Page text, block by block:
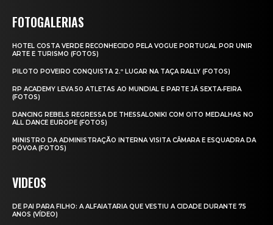
FOTOGALERIAS
HOTEL COSTA VERDE RECONHECIDO PELA VOGUE PORTUGAL POR UNIR
ARTE E TURISMO (FOTOS)
PILOTO POVEIRO CONQUISTA 2.º LUGAR NA TAÇA RALLY (FOTOS)
RP ACADEMY LEVA 50 ATLETAS AO MUNDIAL E PARTE JÁ SEXTA‑FEIRA
(FOTOS)
DANCING REBELS REGRESSA DE THESSALONIKI COM OITO MEDALHAS NO
ALL DANCE EUROPE (FOTOS)
MINISTRO DA ADMINISTRAÇÃO INTERNA VISITA CÂMARA E ESQUADRA DA
PÓVOA (FOTOS)
VIDEOS
DE PAI PARA FILHO: A ALFAIATARIA QUE VESTIU A CIDADE DURANTE 75
ANOS (VÍDEO)